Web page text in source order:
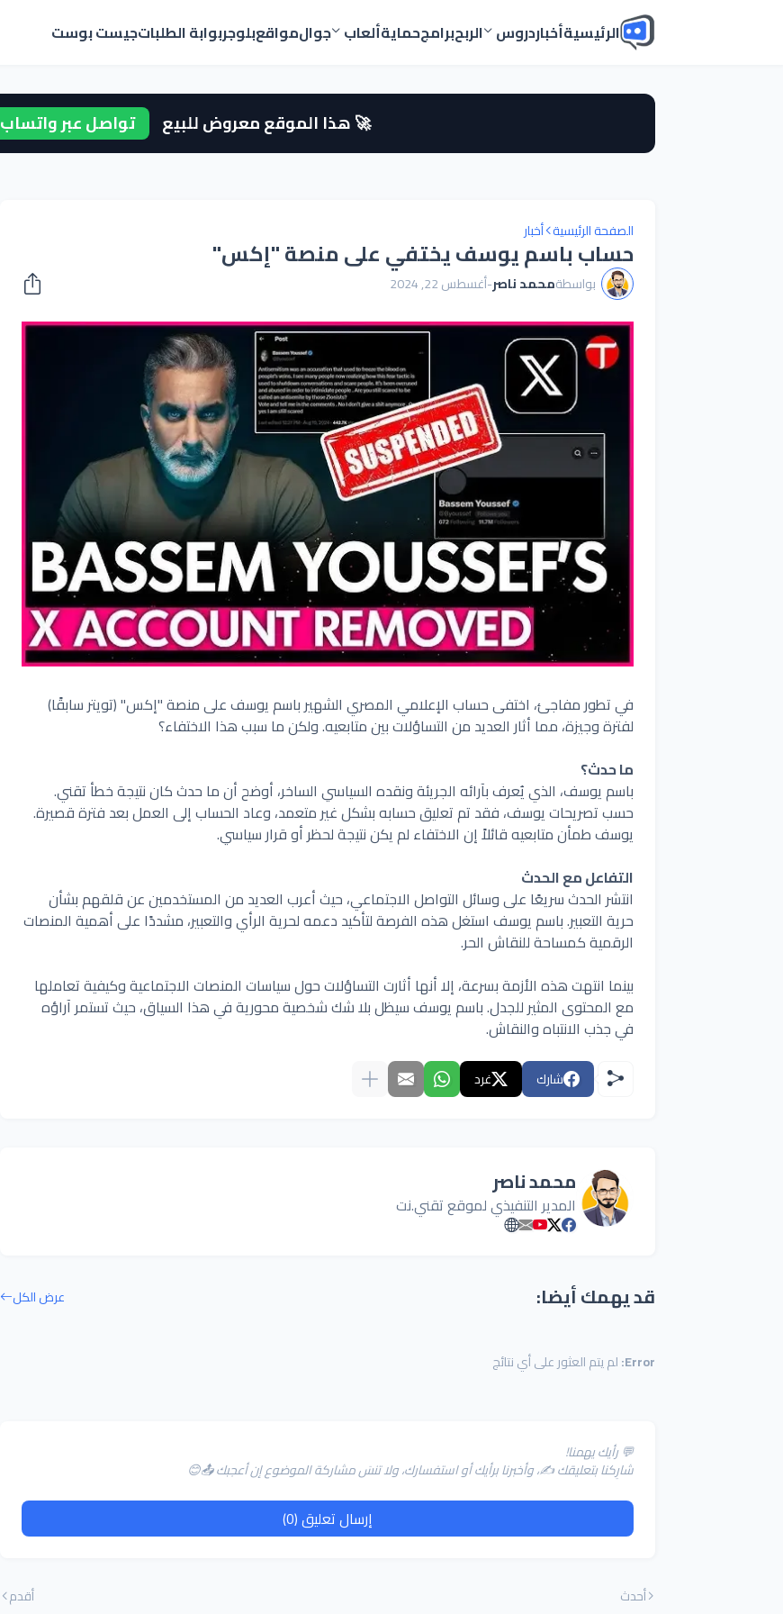
الرئيسيةأخباردروس الربحبرامجحمايةألعاب جوالمواقعبلوجربوابة الطلباتجيست بوست
🚀 هذا الموقع معروض للبيع تواصل عبر واتساب
الصفحة الرئيسية أخبار
حساب باسم يوسف يختفي على منصة "إكس"
بواسطةمحمد ناصر-أغسطس 22, 2024
في تطور مفاجئ، اختفى حساب الإعلامي المصري الشهير باسم يوسف على منصة "إكس" (تويتر سابقًا)
لفترة وجيزة، مما أثار العديد من التساؤلات بين متابعيه. ولكن ما سبب هذا الاختفاء؟
ما حدث؟
باسم يوسف، الذي يُعرف بآرائه الجريئة ونقده السياسي الساخر، أوضح أن ما حدث كان نتيجة خطأ تقني.
حسب تصريحات يوسف، فقد تم تعليق حسابه بشكل غير متعمد، وعاد الحساب إلى العمل بعد فترة قصيرة.
يوسف طمأن متابعيه قائلاً إن الاختفاء لم يكن نتيجة لحظر أو قرار سياسي.
التفاعل مع الحدث
انتشر الحدث سريعًا على وسائل التواصل الاجتماعي، حيث أعرب العديد من المستخدمين عن قلقهم بشأن
حرية التعبير. باسم يوسف استغل هذه الفرصة لتأكيد دعمه لحرية الرأي والتعبير، مشددًا على أهمية المنصات
الرقمية كمساحة للنقاش الحر.
بينما انتهت هذه الأزمة بسرعة، إلا أنها أثارت التساؤلات حول سياسات المنصات الاجتماعية وكيفية تعاملها
مع المحتوى المثير للجدل. باسم يوسف سيظل بلا شك شخصية محورية في هذا السياق، حيث تستمر آراؤه
في جذب الانتباه والنقاش.
شارك غرد
محمد ناصر
المدير التنفيذي لموقع تقني.نت
قد يهمك أيضا: عرض الكل
Error: لم يتم العثور على أي نتائج
💬 رأيك يهمنا!
شارِكنا بتعليقك ✍️، وأخبرنا برأيك أو استفسارك، ولا تنسَ مشاركة الموضوع إن أعجبك 📤😊
إرسال تعليق (0)
أحدث أقدم